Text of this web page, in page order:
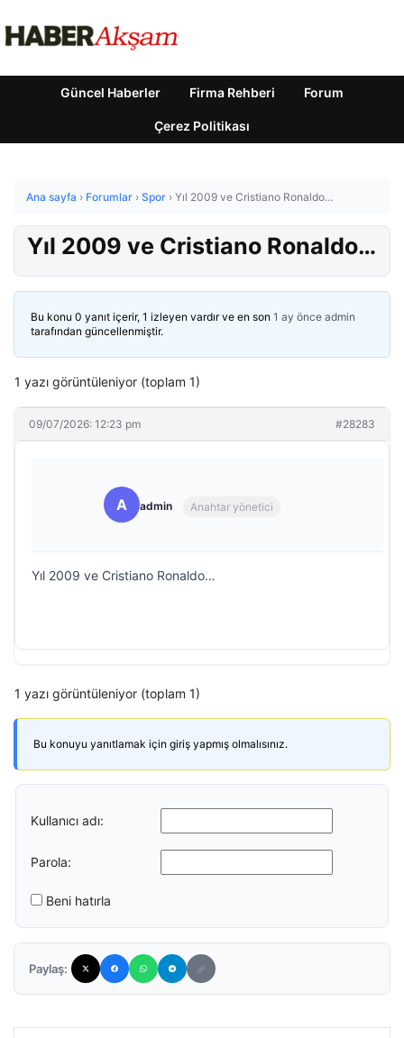
Güncel Haberler Firma Rehberi Forum
Çerez Politikası
Ana sayfa › Forumlar › Spor › Yıl 2009 ve Cristiano Ronaldo…
Yıl 2009 ve Cristiano Ronaldo…
Bu konu 0 yanıt içerir, 1 izleyen vardır ve en son 1 ay önce admin
tarafından güncellenmiştir.
1 yazı görüntüleniyor (toplam 1)
09/07/2026: 12:23 pm #28283
A admin Anahtar yönetici
Yıl 2009 ve Cristiano Ronaldo…
1 yazı görüntüleniyor (toplam 1)
Bu konuyu yanıtlamak için giriş yapmış olmalısınız.
Kullanıcı adı:
Parola:
Beni hatırla
Paylaş: